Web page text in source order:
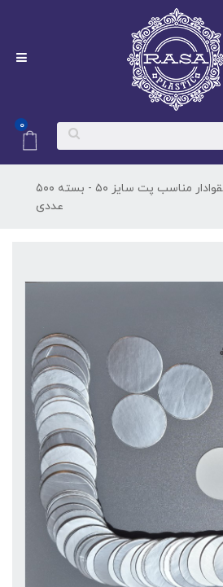
۰
واشر سیل القایی مقوادار مناسب پت سایز ۵۰ - بسته ۵۰۰
عددی